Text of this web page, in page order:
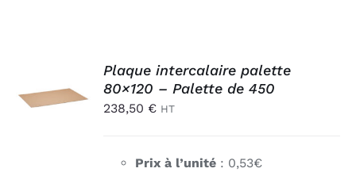
PANIER
Plaque intercalaire palette
80×120 – Palette de 450
238,50 € HT
Prix à l’unité : 0,53€